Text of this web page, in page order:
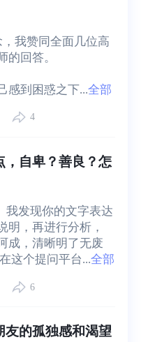
我赞同全面几位高
的回答。
感到困惑之下...全部
4
，自卑？善良？怎
我发现你的文字表达
明，再进行分析，
成，清晰明了无废
这个提问平台...全部
6
友的孤独感和渴望